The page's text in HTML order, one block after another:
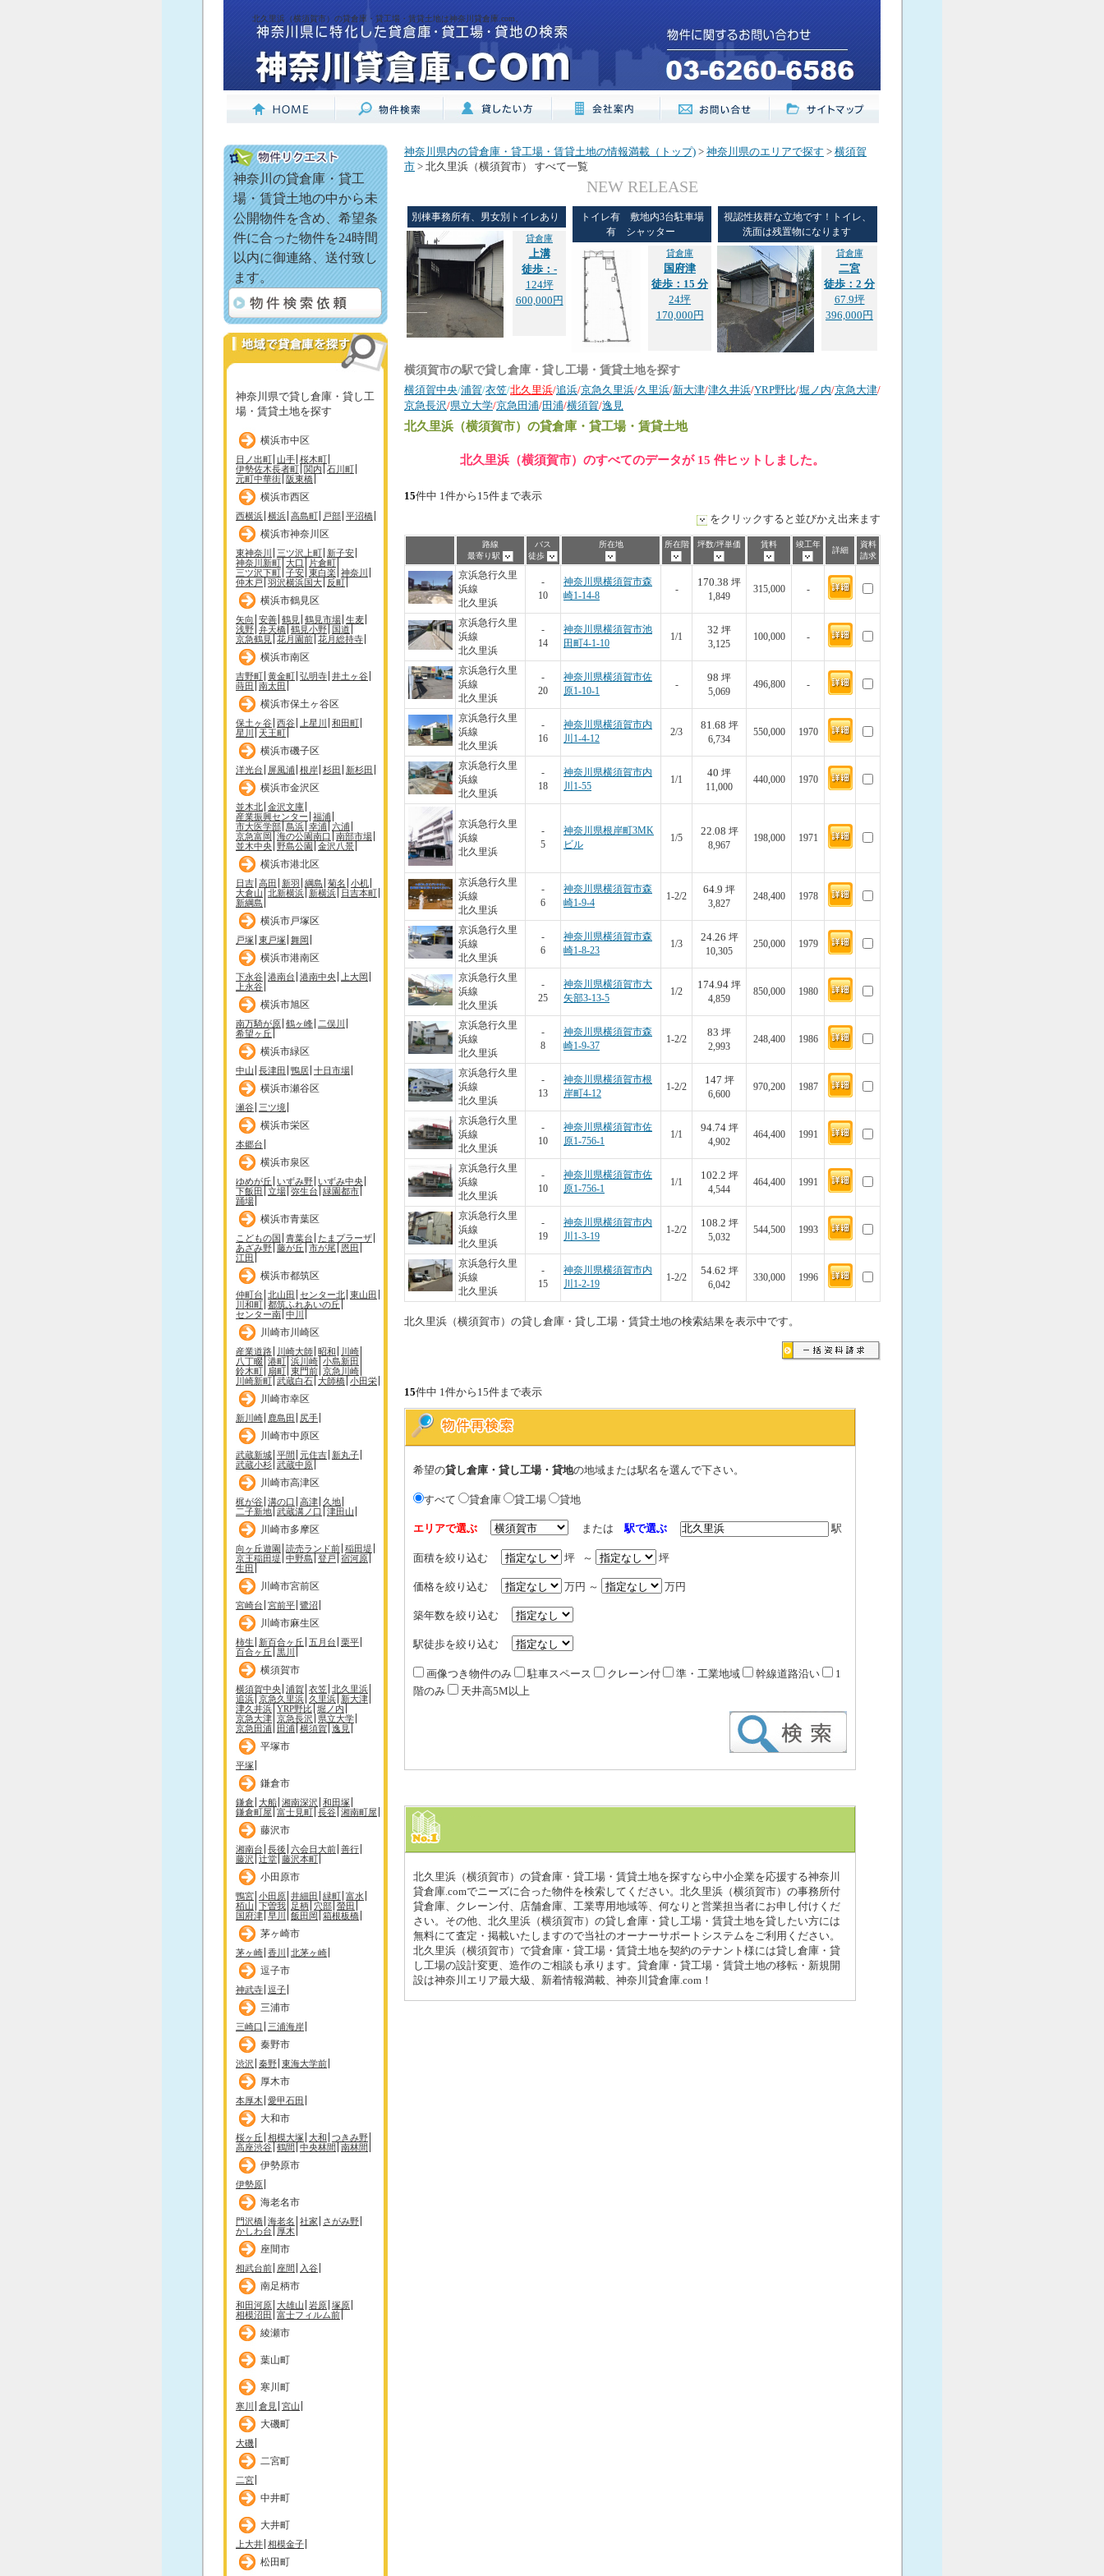
北久里浜（横須賀市）の貸倉庫・貸工場・賃貸土地は神奈川貸倉庫.com。
神奈川の貸倉庫・貸工
場・賃貸土地の中から未
公開物件を含め、希望条
件に合った物件を24時間
以内に御連絡、送付致し
ます。
神奈川県で貸し倉庫・貸し工
場・賃貸土地を探す
横浜市中区
日ノ出町 山手 桜木町
伊勢佐木長者町 関内 石川町
元町中華街 阪東橋
横浜市西区
西横浜 横浜 高島町 戸部 平沼橋
横浜市神奈川区
東神奈川 三ツ沢上町 新子安
神奈川新町 大口
片倉町
三ツ沢下町 子安 東白楽 神奈川
仲木戸 羽沢横浜国大 反町
横浜市鶴見区
矢向 安善 鶴見 鶴見市場 生麦
浅野 弁天橋 鶴見小野
国道
京急鶴見
花月園前 花月総持寺
横浜市南区
吉野町 黄金町 弘明寺 井土ヶ谷
蒔田 南太田
横浜市保土ヶ谷区
保土ヶ谷 西谷 上星川
和田町
星川
天王町
横浜市磯子区
洋光台 屏風浦 根岸 杉田 新杉田
横浜市金沢区
並木北 金沢文庫
産業振興センター 福浦
市大医学部 鳥浜 幸浦 六浦
京急富岡 海の公園南口
南部市場
並木中央 野島公園 金沢八景
横浜市港北区
日吉 高田 新羽 綱島 菊名 小机
大倉山 北新横浜 新横浜 日吉本町
新綱島
横浜市戸塚区
戸塚 東戸塚 舞岡
横浜市港南区
下永谷 港南台 港南中央
上大岡
上永谷
横浜市旭区
南万騎が原 鶴ヶ峰 二俣川
希望ヶ丘
横浜市緑区
中山 長津田 鴨居 十日市場
横浜市瀬谷区
瀬谷 三ツ境
横浜市栄区
本郷台
横浜市泉区
ゆめが丘 いずみ野 いずみ中央
下飯田 立場 弥生台 緑園都市
踊場
横浜市青葉区
こどもの国 青葉台 たまプラーザ
あざみ野 藤が丘 市が尾
恩田
江田
横浜市都筑区
仲町台 北山田 センター北 東山田
川和町 都筑ふれあいの丘
センター南 中川
川崎市川崎区
産業道路 川崎大師 昭和
川崎
八丁畷 港町 浜川崎 小島新田
鈴木町 扇町 東門前 京急川崎
川崎新町 武蔵白石 大師橋 小田栄
川崎市幸区
新川崎 鹿島田 尻手
川崎市中原区
武蔵新城 平間 元住吉 新丸子
武蔵小杉 武蔵中原
川崎市高津区
梶が谷 溝の口 高津 久地
二子新地 武蔵溝ノ口 津田山
川崎市多摩区
向ヶ丘遊園 読売ランド前 稲田堤
京王稲田堤 中野島 登戸 宿河原
生田
川崎市宮前区
宮崎台 宮前平 鷺沼
川崎市麻生区
柿生 新百合ヶ丘 五月台 栗平
百合ヶ丘 黒川
横須賀市
横須賀中央 浦賀 衣笠 北久里浜
追浜 京急久里浜 久里浜 新大津
津久井浜 YRP野比 堀ノ内
京急大津 京急長沢
県立大学
京急田浦
田浦 横須賀 逸見
平塚市
平塚
鎌倉市
鎌倉 大船 湘南深沢 和田塚
鎌倉町屋 富士見町 長谷 湘南町屋
藤沢市
湘南台 長後 六会日大前 善行
藤沢 辻堂 藤沢本町
小田原市
鴨宮 小田原 井細田 緑町 富水
栢山 下曽我 足柄 穴部 螢田
国府津 早川 飯田岡 箱根板橋
茅ヶ崎市
茅ヶ崎 香川 北茅ヶ崎
逗子市
神武寺 逗子
三浦市
三崎口 三浦海岸
秦野市
渋沢 秦野 東海大学前
厚木市
本厚木 愛甲石田
大和市
桜ヶ丘 相模大塚 大和 つきみ野
高座渋谷 鶴間 中央林間 南林間
伊勢原市
伊勢原
海老名市
門沢橋 海老名 社家
さがみ野
かしわ台
厚木
座間市
相武台前 座間 入谷
南足柄市
和田河原 大雄山 岩原 塚原
相模沼田 富士フィルム前
綾瀬市
葉山町
寒川町
寒川 倉見 宮山
大磯町
大磯
二宮町
二宮
中井町
大井町
上大井 相模金子
松田町
神奈川県内の貸倉庫・貸工場・賃貸土地の情報満載（トップ) > 神奈川県のエリアで探す > 横須賀
市 > 北久里浜（横須賀市） すべて一覧
NEW RELEASE
別棟事務所有、男女別トイレあり
貸倉庫
上溝
徒歩：-
124坪
600,000円
トイレ有 敷地内3台駐車場
有 シャッター
貸倉庫
国府津
徒歩：15 分
24坪
170,000円
視認性抜群な立地です！トイレ、
洗面は残置物になります
貸倉庫
二宮
徒歩：2 分
67.9坪
396,000円
横須賀市の駅で貸し倉庫・貸し工場・賃貸土地を探す
横須賀中央/浦賀/衣笠/北久里浜/追浜/京急久里浜/久里浜/新大津/津久井浜/YRP野比/堀ノ内/京急大津/
京急長沢/県立大学/京急田浦/田浦/横須賀/逸見
北久里浜（横須賀市） の貸倉庫・貸工場・賃貸土地
北久里浜（横須賀市）のすべてのデータが 15 件ヒットしました。
15件中 1件から15件まで表示
をクリックすると並びかえ出来ます
路線
最寄り駅
バス
徒歩
所在地 所在階 坪数/坪単価 賃料 竣工年
詳細
資料
請求
京浜急行久里
浜線
北久里浜
-
10
神奈川県横須賀市森
崎1-14-8
-
170.38 坪
1,849
315,000 -
京浜急行久里
浜線
北久里浜
-
14
神奈川県横須賀市池
田町4-1-10
1/1
32 坪
3,125
100,000 -
京浜急行久里
浜線
北久里浜
-
20
神奈川県横須賀市佐
原1-10-1
-
98 坪
5,069
496,800 -
京浜急行久里
浜線
北久里浜
-
16
神奈川県横須賀市内
川1-4-12
2/3
81.68 坪
6,734
550,000 1970
京浜急行久里
浜線
北久里浜
-
18
神奈川県横須賀市内
川1-55
1/1
40 坪
11,000
440,000 1970
京浜急行久里
浜線
北久里浜
-
5
神奈川県根岸町3MK
ビル
1/5
22.08 坪
8,967
198,000 1971
京浜急行久里
浜線
北久里浜
-
6
神奈川県横須賀市森
崎1-9-4
1-2/2
64.9 坪
3,827
248,400 1978
京浜急行久里
浜線
北久里浜
-
6
神奈川県横須賀市森
崎1-8-23
1/3
24.26 坪
10,305
250,000 1979
京浜急行久里
浜線
北久里浜
-
25
神奈川県横須賀市大
矢部3-13-5
1/2
174.94 坪
4,859
850,000 1980
京浜急行久里
浜線
北久里浜
-
8
神奈川県横須賀市森
崎1-9-37
1-2/2
83 坪
2,993
248,400 1986
京浜急行久里
浜線
北久里浜
-
13
神奈川県横須賀市根
岸町4-12
1-2/2
147 坪
6,600
970,200 1987
京浜急行久里
浜線
北久里浜
-
10
神奈川県横須賀市佐
原1-756-1
1/1
94.74坪
4,902
464,400 1991
京浜急行久里
浜線
北久里浜
-
10
神奈川県横須賀市佐
原1-756-1
1/1
102.2 坪
4,544
464,400 1991
京浜急行久里
浜線
北久里浜
-
19
神奈川県横須賀市内
川1-3-19
1-2/2
108.2 坪
5,032
544,500 1993
京浜急行久里
浜線
北久里浜
-
15
神奈川県横須賀市内
川1-2-19
1-2/2
54.62 坪
6,042
330,000 1996
北久里浜（横須賀市）の貸し倉庫・貸し工場・賃貸土地の検索結果を表示中です。
15件中 1件から15件まで表示
希望の貸し倉庫・貸し工場・貸地の地域または駅名を選んで下さい。
すべて 貸倉庫 貸工場 貸地
エリアで選ぶ または駅で選ぶ 駅
面積を絞り込む 坪 ～ 坪
価格を絞り込む 万円 ～ 万円
築年数を絞り込む
駅徒歩を絞り込む
画像つき物件のみ 駐車スペース クレーン付 準・工業地域 幹線道路沿い
1
階のみ
天井高5M以上
北久里浜（横須賀市）の貸倉庫・貸工場・賃貸土地を探すなら中小企業を応援する神奈川
貸倉庫.comでニーズに合った物件を検索してください。北久里浜（横須賀市）の事務所付
貸倉庫、クレーン付、店舗倉庫、工業専用地域等、何なりと営業担当者にお申し付けくだ
さい。その他、北久里浜（横須賀市）の貸し倉庫・貸し工場・賃貸土地を貸したい方には
無料にて査定・掲載いたしますので当社のオーナーサポートシステムをご利用ください。
北久里浜（横須賀市）で貸倉庫・貸工場・賃貸土地を契約のテナント様には貸し倉庫・貸
し工場の設計変更、造作のご相談も承ります。貸倉庫・貸工場・賃貸土地の移転・新規開
設は神奈川エリア最大級、新着情報満載、神奈川貸倉庫.com！